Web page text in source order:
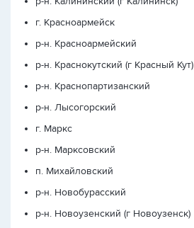
г. Красноармейск
р-н. Красноармейский
р-н. Краснокутский (г Красный Кут)
р-н. Краснопартизанский
р-н. Лысогорский
г. Маркс
р-н. Марксовский
п. Михайловский
р-н. Новобурасский
р-н. Новоузенский (г Новоузенск)